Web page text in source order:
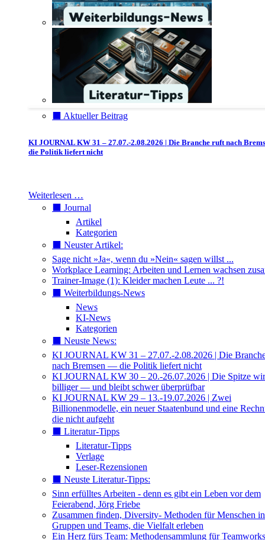
⬛️ Aktueller Beitrag
KI JOURNAL KW 31 – 27.07.-2.08.2026 | Die Branche ruft nach
die Politik liefert nicht
Weiterlesen …
⬛️ Journal
Artikel
Kategorien
⬛️ Neuster Artikel:
Sage nicht »Ja«, wenn du »Nein« sagen willst ...
Workplace Learning: Arbeiten und Lernen wachsen
Trainer-Image (1): Kleider machen Leute ... ?!
⬛️ Weiterbildungs-News
News
KI-News
Kategorien
⬛️ Neuste News:
KI JOURNAL KW 31 – 27.07.-2.08.2026 | Die
nach Bremsen — die Politik liefert nicht
KI JOURNAL KW 30 – 20.-26.07.2026 | Die Spitze
billiger — und bleibt schwer überprüfbar
KI JOURNAL KW 29 – 13.-19.07.2026 | Zwei
Billionenmodelle, ein neuer Staatenbund und eine
die nicht aufgeht
⬛️ Literatur-Tipps
Literatur-Tipps
Verlage
Leser-Rezensionen
⬛️ Neuste Literatur-Tipps:
Sinn erfülltes Arbeiten - denn es gibt ein Leben vor dem
Feierabend, Jörg Friebe
Zusammen finden, Diversity- Methoden für Menschen in
Gruppen und Teams, die Vielfalt erleben
Ein Herz fürs Team: Methodensammlung für